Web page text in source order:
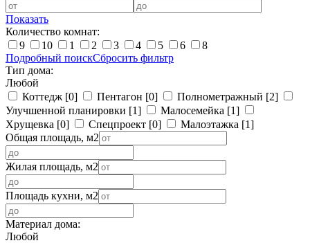
Показать
Количество комнат:
9
10 1 2 3 4 5 6
8
Подробный поискСбросить фильтр
Тип дома:
Любой
Коттедж [0] Пентагон [0] Полнометражный [2]
Улучшенной планировки [1] Малосемейка [1]
Хрущевка [0] Спецпроект [0] Малоэтажка [1]
Общая площадь, м2
Жилая площадь, м2
Площадь кухни, м2
Материал дома:
Любой